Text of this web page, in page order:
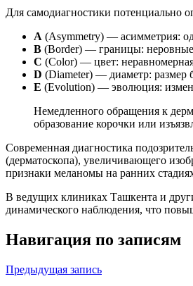
Для самодиагностики потенциально
A (Asymmetry) — асимметрия:
B (Border) — границы:
C (Color) — цвет:
D (Diameter) — диаметр: размер
E (Evolution) — эволюция:
Немедленного обращения к
образование корочки или
Современная диагностика
(дерматоскопа), увеличивающего
признаки меланомы на ранних
В ведущих клиниках Ташкента и
динамического наблюдения, что
Навигация по записям
Предыдущая запись